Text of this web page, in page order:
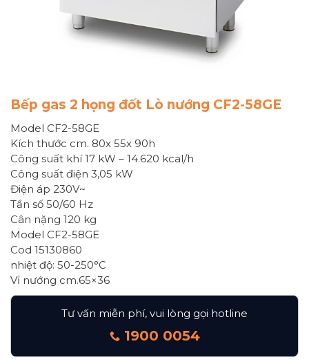
Bếp gas 2 họng đốt Lò nướng CF2-58GE
Model CF2-58GE
Kích thước cm. 80x 55x 90h
Công suất khí 17 kW – 14.620 kcal/h
Công suất điện 3,05 kW
Điện áp 230V~
Tần số 50/60 Hz
Cân nặng 120 kg
Model CF2-58GE
Cod 15130860
nhiệt độ: 50-250°C
Vỉ nướng cm.65×36
Tư vấn miễn phí, vui lòng gọi hotline
1900 0054